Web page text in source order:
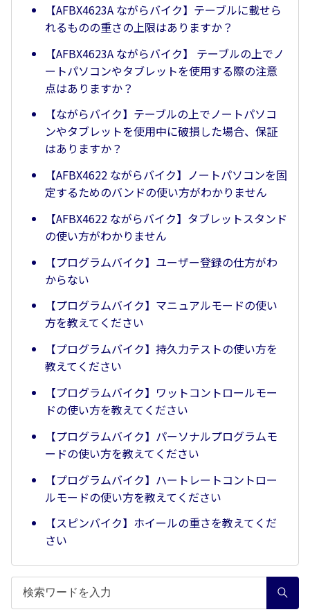
【AFBX4623A ながらバイク】テーブルに載せら
れるものの重さの上限はありますか？
【AFBX4623A ながらバイク】 テーブルの上でノ
ートパソコンやタブレットを使用する際の注意
点はありますか？
【ながらバイク】テーブルの上でノートパソコ
ンやタブレットを使用中に破損した場合、保証
はありますか？
【AFBX4622 ながらバイク】ノートパソコンを固
定するためのバンドの使い方がわかりません
【AFBX4622 ながらバイク】タブレットスタンド
の使い方がわかりません
【プログラムバイク】ユーザー登録の仕方がわ
からない
【プログラムバイク】マニュアルモードの使い
方を教えてください
【プログラムバイク】持久力テストの使い方を
教えてください
【プログラムバイク】ワットコントロールモー
ドの使い方を教えてください
【プログラムバイク】パーソナルプログラムモ
ードの使い方を教えてください
【プログラムバイク】ハートレートコントロー
ルモードの使い方を教えてください
【スピンバイク】ホイールの重さを教えてくだ
さい